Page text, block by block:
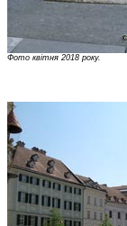
Фото квітня 2018 року.